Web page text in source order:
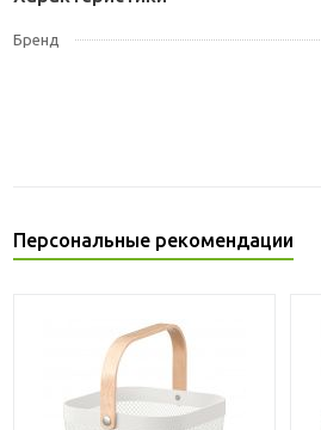
Бренд
Персональные рекомендации